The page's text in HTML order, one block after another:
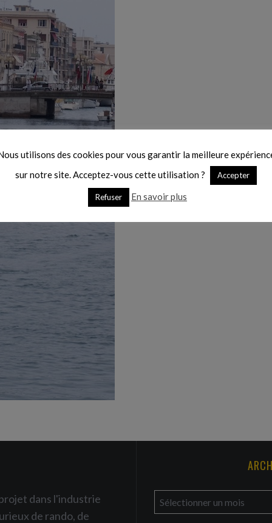
dans l'industrie
de rando, de
r
utilisons des cookies pour vous garantir la meilleure
sur notre site. Acceptez-vous cette utilisation ?
Accepter
Refuser En savoir plus